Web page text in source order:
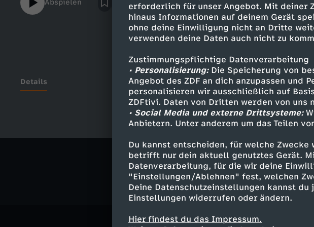
erforderlich für unser Angebot. Mit deiner
hinaus Informationen auf deinem Gerät
ohne deine Einwilligung nicht an Dritte
verwenden deine Daten auch nicht zu
Zustimmungspflichtige Datenverarbeitung
• Personalisierung:Die Speicherung von
Angebot des ZDF an dich anzupassen und
personalisieren wir ausschließlich auf
ZDFtivi. Daten von Dritten werden von uns
• Social Media und externe Drittsysteme:
Anbietern. Unter anderem um das Teilen
Du kannst entscheiden, für welche
betrifft nur dein aktuell genutztes Gerät.
Datenverarbeitung, für die wir deine
"Einstellungen/Ablehnen" fest, welchen
Deine Datenschutzeinstellungen kannst
Einstellungen widerrufen oder ändern.
Hier findest du das Impressum.
Kinoleinwand hat. Dabei geht sie tief in die Filmgeschichte!
diesem neuen Special hier auf Cinema Strikes Back!
Abspielen
Details
Ähnliche Inhalte
Kultur Kommentar